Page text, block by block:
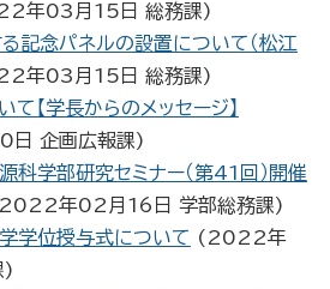
年03月15日 総務課)
記念パネルの設置について（松江
年03月15日 総務課)
て【学長からのメッセージ】
日 企画広報課)
科学部研究セミナー（第41回）開催
2022年02月16日 学部総務課)
学位授与式について ( 2022年
)